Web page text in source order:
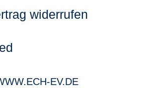
widerrufen
EV.DE